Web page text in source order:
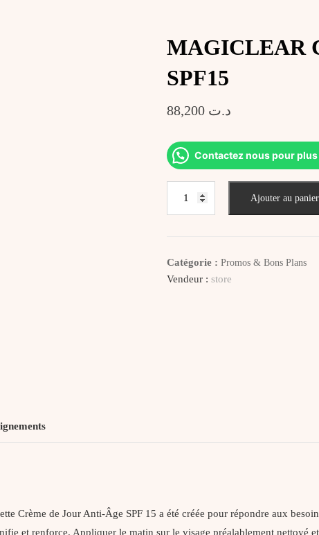
MAGICLEAR
SPF15
د.ت
Contactez nous pour
Ajouter au panier
Catégorie :Promos & Bons Plans
Vendeur :store
Crème de Jour Anti‐Âge SPF 15 a été créée pour répondre aux
et renforce. Appliquer le matin sur le visage préalablement nettoyé